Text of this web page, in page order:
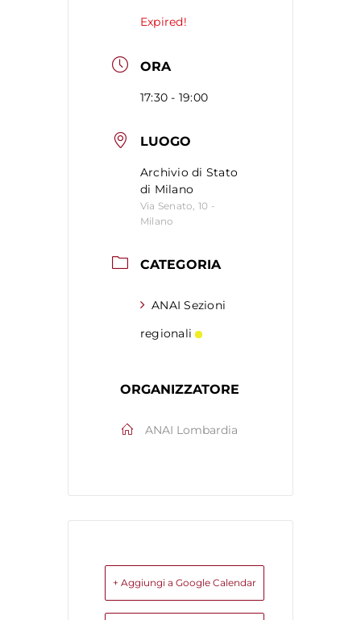
Expired!
ORA
17:30 - 19:00
LUOGO
Archivio di Stato
di Milano
Via Senato, 10 -
Milano
CATEGORIA
ANAI Sezioni
regionali
ORGANIZZATORE
ANAI Lombardia
+ Aggiungi a Google Calendar